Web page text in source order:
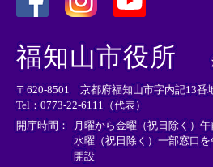
外
部
リ
ン
ク
＞
外
リ
ン
ク
＞
外
部
ン
ク
＞
福知山市役所
〒620-8501 京都府福知山市字内記13番
Tel：0773-22-6111（代表）
開庁時間：
月曜から金曜（祝日除く）
水曜（祝日除く）一部窓口
開設